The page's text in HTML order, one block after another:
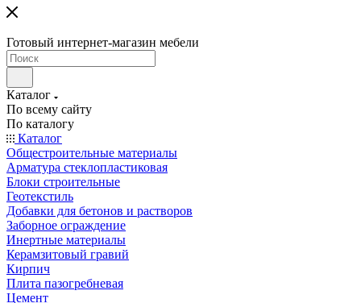
Готовый интернет-магазин мебели
Каталог
По всему сайту
По каталогу
Каталог
Общестроительные материалы
Арматура стеклопластиковая
Блоки строительные
Геотекстиль
Добавки для бетонов и растворов
Заборное ограждение
Инертные материалы
Керамзитовый гравий
Кирпич
Плита пазогребневая
Цемент